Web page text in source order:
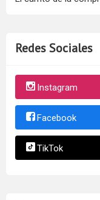
Redes Sociales
Instagram
Facebook
TikTok